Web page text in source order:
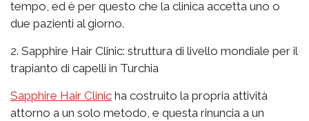
tempo, ed è per questo che la clinica accetta uno o
due pazienti al giorno.
2. Sapphire Hair Clinic: struttura di livello mondiale per il
trapianto di capelli in Turchia
Sapphire Hair Clinic ha costruito la propria attività
attorno a un solo metodo, e questa rinuncia a un